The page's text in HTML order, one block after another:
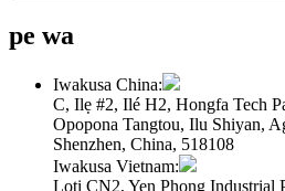
pe wa
Iwakusa China:
C, Ilẹ #2, Ilé H2, Hongfa Tech
Opopona Tangtou, Ilu Shiyan,
Shenzhen, China, 518108
Iwakusa Vietnam:
Loti CN2, Yen Phong Industrial